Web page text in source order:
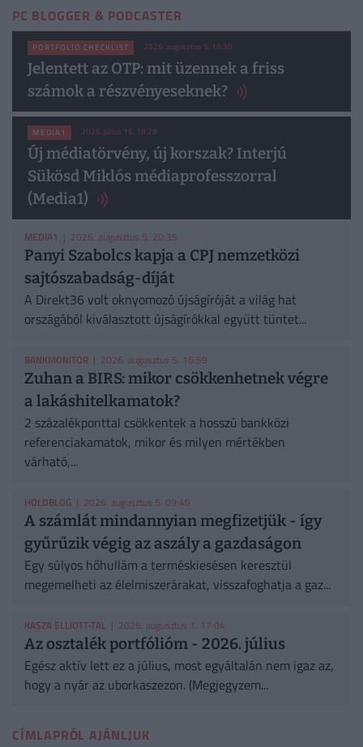
PC BLOGGER & PODCASTER
PORTFOLIO CHECKLIST 2026. augusztus 5. 16:30
Jelentett az OTP: mit üzennek a friss
számok a részvényeseknek?
MEDIA1 2026. július 16. 18:28
Új médiatörvény, új korszak? Interjú
Sükösd Miklós médiaprofesszorral
(Media1)
MEDIA1 | 2026. augusztus 5. 20:35
Panyi Szabolcs kapja a CPJ nemzetközi
sajtószabadság-díját
A Direkt36 volt oknyomozó újságíróját a világ hat
országából kiválasztott újságírókkal együtt tüntet...
BANKMONITOR | 2026. augusztus 5. 16:59
Zuhan a BIRS: mikor csökkenhetnek végre
a lakáshitelkamatok?
2 százalékponttal csökkentek a hosszú bankközi
referenciakamatok, mikor és milyen mértékben
várható,...
HOLDBLOG | 2026. augusztus 5. 09:49
A számlát mindannyian megfizetjük - így
gyűrűzik végig az aszály a gazdaságon
Egy súlyos hőhullám a terméskiesésen keresztül
megemelheti az élelmiszerárakat, visszafoghatja a gaz...
KASZA ELLIOTT-TAL | 2026. augusztus 1. 17:04
Az osztalék portfólióm - 2026. július
Egész aktív lett ez a július, most egyáltalán nem igaz az,
hogy a nyár az uborkaszezon. (Megjegyzem...
CÍMLAPRÓL AJÁNLJUK